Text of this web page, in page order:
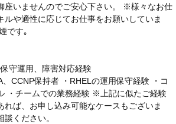
座いませんのでご安心下さい。 ※様々なお仕
ルや適性に応じてお仕事をお願いしていま
です｡
守運用、障害対応経験
、CCNP保持者 ・RHELの運用保守経験 ・コ
・チームでの業務経験 ※上記に似たご経験
れば、お申し込み可能なケースもございま
ください。